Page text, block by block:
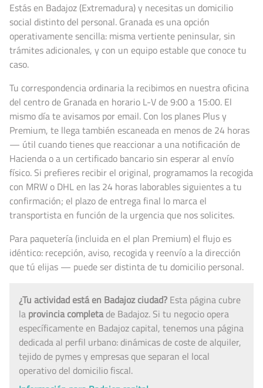
Estás en Badajoz (Extremadura) y necesitas un domicilio
social distinto del personal. Granada es una opción
operativamente sencilla: misma vertiente peninsular, sin
trámites adicionales, y con un equipo estable que conoce tu
caso.
Tu correspondencia ordinaria la recibimos en nuestra oficina
del centro de Granada en horario L-V de 9:00 a 15:00. El
mismo día te avisamos por email. Con los planes Plus y
Premium, te llega también escaneada en menos de 24 horas
— útil cuando tienes que reaccionar a una notificación de
Hacienda o a un certificado bancario sin esperar al envío
físico. Si prefieres recibir el original, programamos la recogida
con MRW o DHL en las 24 horas laborables siguientes a tu
confirmación; el plazo de entrega final lo marca el
transportista en función de la urgencia que nos solicites.
Para paquetería (incluida en el plan Premium) el flujo es
idéntico: recepción, aviso, recogida y reenvío a la dirección
que tú elijas — puede ser distinta de tu domicilio personal.
¿Tu actividad está en Badajoz ciudad? Esta página cubre
la provincia completade Badajoz. Si tu negocio opera
específicamente en Badajoz capital, tenemos una página
dedicada al perfil urbano: dinámicas de coste de alquiler,
tejido de pymes y empresas que separan el local
operativo del domicilio fiscal.